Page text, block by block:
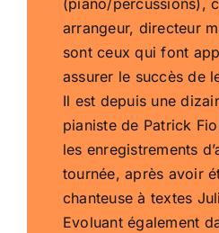
(piano/percussions),
arrangeur, directeur
sont ceux qui font
assurer le succès de
Il est depuis une
pianiste de Patrick
les enregistrements
tournée, après avoir
chanteuse à textes
Evoluant également